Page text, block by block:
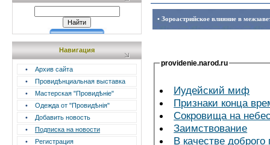
Навигация
•
Архив сайта
•
Провидѣнциальная выставка
•
Мастерская "Провидѣніе"
•
Одежда от "Провидѣнія"
•
Добавить новость
•
Подписка на новости
•
Регистрация
• Зороастрийское влияние в
providenie.narod.ru
Иудейский миф
Признаки конца
Сокровища на
Заимствование
В качестве доброго